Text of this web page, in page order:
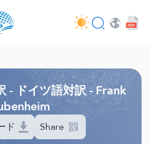
ービス - API
- ドイツ語対訳 - Frank
ド Share